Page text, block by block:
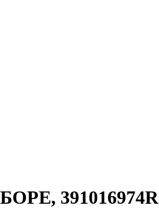
391016974R